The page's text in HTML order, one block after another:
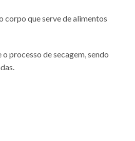
corpo que serve de alimentos
processo de secagem, sendo